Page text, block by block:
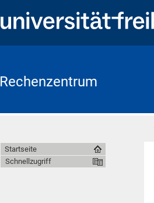
Rechenzentrum
Startseite
Schnellzugriff